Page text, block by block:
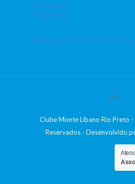
Localização
Presidentes
Agência de Marketing: Starten
Clube Monte Líbano Rio Preto
Reservados - Desenvolvido